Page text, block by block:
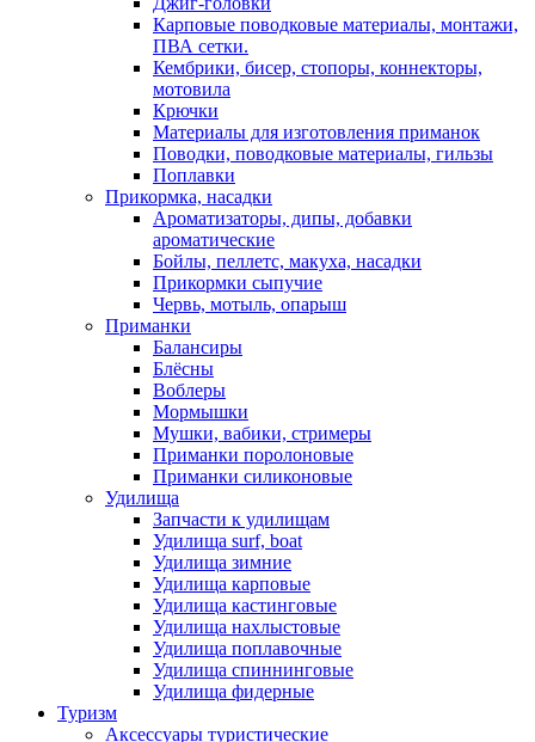
Карповые поводковые материалы, монтажи,
ПВА сетки.
Кембрики, бисер, стопоры, коннекторы,
мотовила
Крючки
Материалы для изготовления приманок
Поводки, поводковые материалы, гильзы
Поплавки
Прикормка, насадки
Ароматизаторы, дипы, добавки
ароматические
Бойлы, пеллетс, макуха, насадки
Прикормки сыпучие
Червь, мотыль, опарыш
Приманки
Балансиры
Блёсны
Воблеры
Мормышки
Мушки, вабики, стримеры
Приманки поролоновые
Приманки силиконовые
Удилища
Запчасти к удилищам
Удилища surf, boat
Удилища зимние
Удилища карповые
Удилища кастинговые
Удилища нахлыстовые
Удилища поплавочные
Удилища спиннинговые
Удилища фидерные
Туризм
Аксессуары туристические